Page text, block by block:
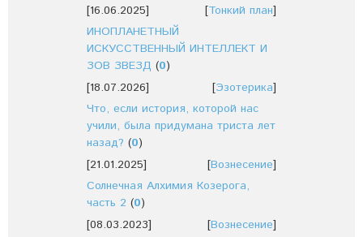
[16.06.2025]
[Тонкий план]
ИНОПЛАНЕТНЫЙ
ИСКУССТВЕННЫЙ ИНТЕЛЛЕКТ И
ЗОВ ЗВЕЗД (0)
[18.07.2026]
[Эзотерика]
Что, если история, которой нас
учили, была придумана триста лет
назад? (0)
[21.01.2025]
[Вознесение]
Солнечная Алхимия Козерога,
часть 2 (0)
[08.03.2023]
[Вознесение]